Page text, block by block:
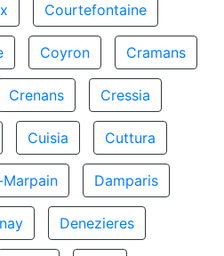
Courtefontaine
Coyron Cramans
Crenans Cressia
Cuisia Cuttura
Damparis
Denezieres